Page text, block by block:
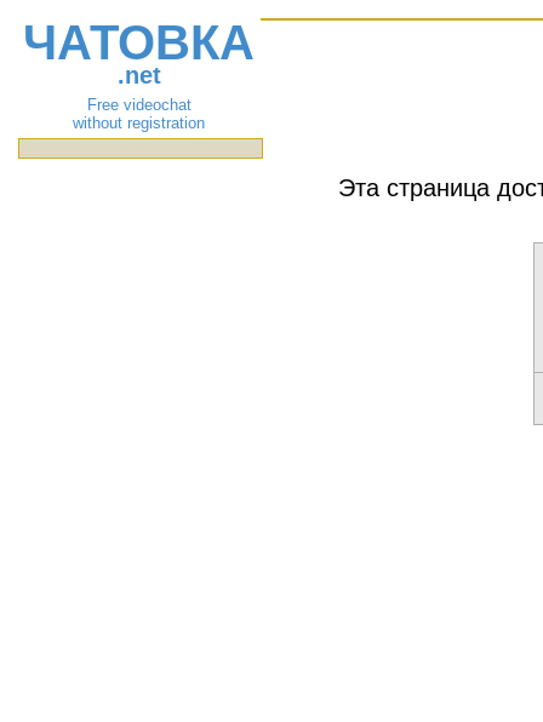
ЧАТОВКА
.net
Free videochat
without registration
Эта страница